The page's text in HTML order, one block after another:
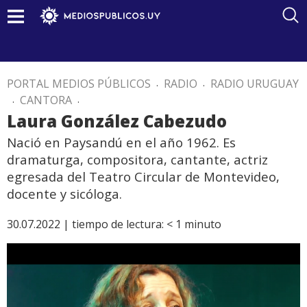
PORTAL MEDIOS PÚBLICOS . RADIO . RADIO URUGUAY
. CANTORA .
Laura González Cabezudo
Nació en Paysandú en el año 1962. Es
dramaturga, compositora, cantante, actriz
egresada del Teatro Circular de Montevideo,
docente y sicóloga.
30.07.2022 | tiempo de lectura: < 1 minuto